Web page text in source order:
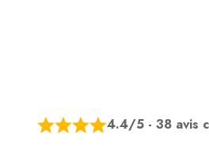
4.4/5 - 38 avis